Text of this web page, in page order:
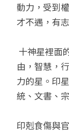
動力，受到
才不遇，有
由，智慧，
力的星。印
統、文書、
印剋食傷與